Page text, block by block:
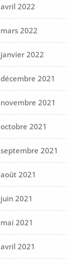
avril 2022
mars 2022
janvier 2022
décembre 2021
novembre 2021
octobre 2021
septembre 2021
août 2021
juin 2021
mai 2021
avril 2021